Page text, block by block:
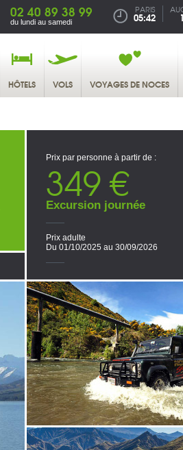
02 40 89 38 99
du lundi au samedi
PARIS
05:42
HÔTELS VOLS VOYAGES DE NOCES
Prix par personne à partir de :
349 €
Excursion journée
Prix adulte
Du 01/10/2025 au 30/09/2026